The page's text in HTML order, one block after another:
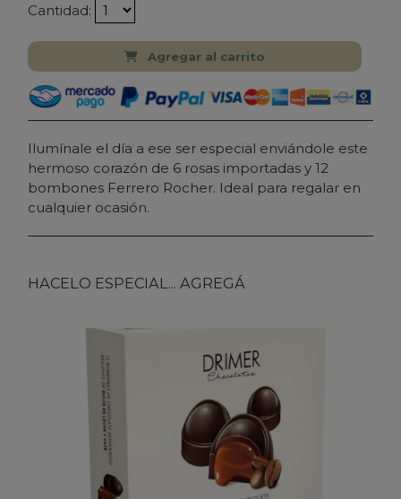
Cantidad:
Agregar al carrito
Ilumínale el día a ese ser especial enviándole este
hermoso corazón de 6 rosas importadas y 12
bombones Ferrero Rocher. Ideal para regalar en
cualquier ocasión.
HACELO ESPECIAL... AGREGÁ